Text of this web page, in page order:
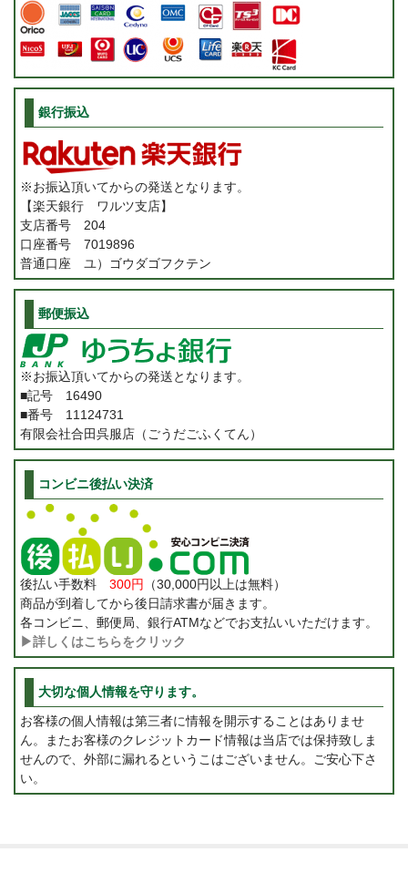
銀行振込
※お振込頂いてからの発送となります。
【楽天銀行 ワルツ支店】
支店番号 204
口座番号 7019896
普通口座 ユ）ゴウダゴフクテン
郵便振込
※お振込頂いてからの発送となります。
■記号 16490
■番号 11124731
有限会社合田呉服店（ごうだごふくてん）
コンビニ後払い決済
後払い手数料 300円
（30,000円以上は無料）
商品が到着してから後日請求書が届きます。
各コンビニ、郵便局、銀行ATMなどでお支払いいただけます。
▶詳しくはこちらをクリック
大切な個人情報を守ります。
お客様の個人情報は第三者に情報を開示することはありませ
ん。またお客様のクレジットカード情報は当店では保持致しま
せんので、外部に漏れるというこはございません。ご安心下さ
い。